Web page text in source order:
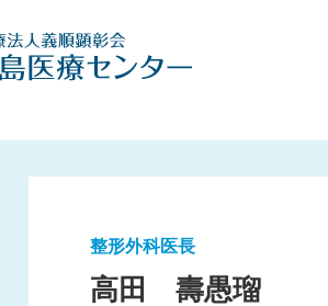
整形外科医長
高田 壽愚瑠